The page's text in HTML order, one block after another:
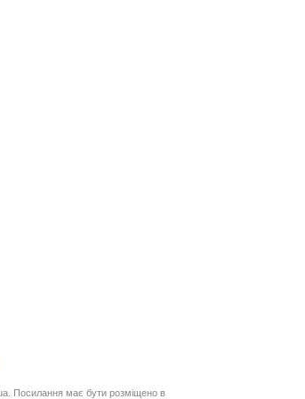
Посилання має бути розміщено в